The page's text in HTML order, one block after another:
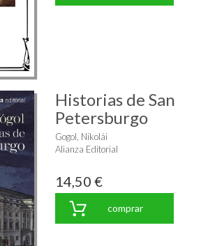
Historias de San
Petersburgo
Gogol, Nikolái
Alianza Editorial
14,50 €
comprar